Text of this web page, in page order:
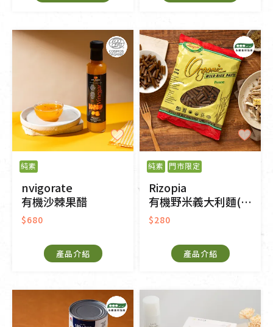
純素
nvigorate
有機沙棘果醋
$680
產品介紹
純素 門市限定
Rizopia
有機野米義大利麵(筆管)
$280
產品介紹